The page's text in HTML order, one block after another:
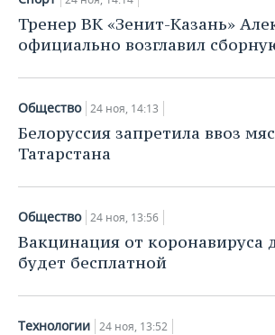
Тренер ВК «Зенит-Казань»
официально возглавил
Общество 24 ноя, 14:13
Белоруссия запретила ввоз
Татарстана
Общество 24 ноя, 13:56
Вакцинация от коронавируса
будет бесплатной
Технологии 24 ноя, 13:52